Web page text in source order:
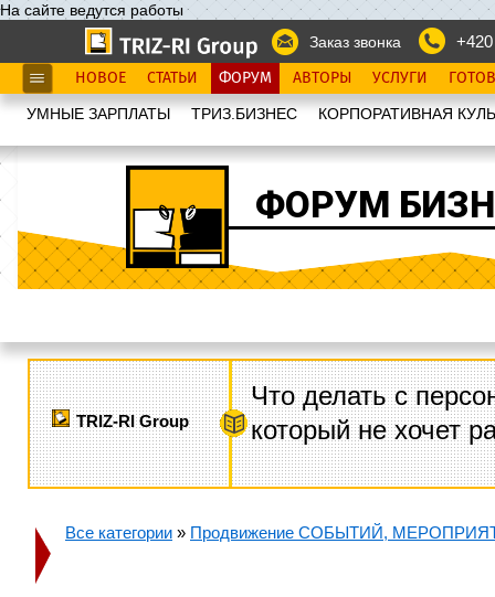
На сайте ведутся работы
Заказ звонка
НОВОЕ СТАТЬИ ФОРУМ АВТОРЫ УСЛУГИ
УМНЫЕ ЗАРПЛАТЫ ТРИЗ.БИЗНЕС КОРПОРАТИВНАЯ
ФОРУМ
TRIZ-RI Group
Что делать с
который не хочет
Все категории » Продвижение СОБЫТИЙ,